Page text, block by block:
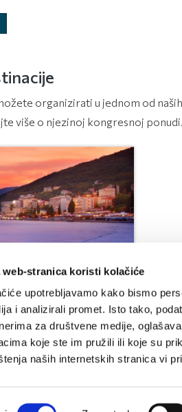
web-stranica koristi kolačiće
upotrebljavamo kako bismo
i analizirali promet. Isto tako,
za društvene medije,
koje ste im pružili ili koje su
naših internetskih stranica vi
organizirati u jednom od
više o njezinoj kongresnoj